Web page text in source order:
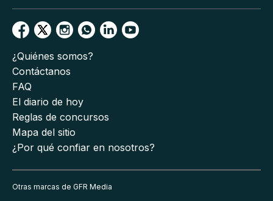
¿Quiénes somos?
Contáctanos
FAQ
El diario de hoy
Reglas de concursos
Mapa del sitio
¿Por qué confiar en nosotros?
Otras marcas de GFR Media